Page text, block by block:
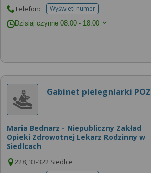
Telefon:
Wyświetl numertelefonu do placowki
Dzisiaj czynne 08:00 - 18:00
Gabinet pielegniarki POZ
Maria Bednarz - Niepubliczny Zakład
Opieki Zdrowotnej Lekarz Rodzinny w
Siedlcach
228, 33-322 Siedlce